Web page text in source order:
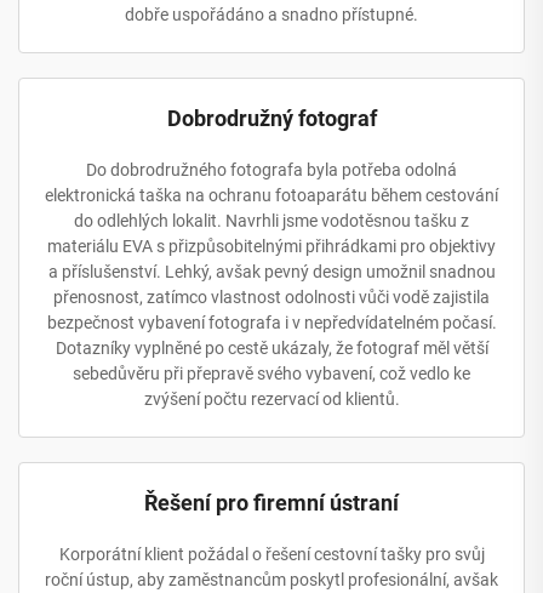
dobře uspořádáno a snadno přístupné.
Dobrodružný fotograf
Do dobrodružného fotografa byla potřeba odolná
elektronická taška na ochranu fotoaparátu během cestování
do odlehlých lokalit. Navrhli jsme vodotěsnou tašku z
materiálu EVA s přizpůsobitelnými přihrádkami pro objektivy
a příslušenství. Lehký, avšak pevný design umožnil snadnou
přenosnost, zatímco vlastnost odolnosti vůči vodě zajistila
bezpečnost vybavení fotografa i v nepředvídatelném počasí.
Dotazníky vyplněné po cestě ukázaly, že fotograf měl větší
sebedůvěru při přepravě svého vybavení, což vedlo ke
zvýšení počtu rezervací od klientů.
Řešení pro firemní ústraní
Korporátní klient požádal o řešení cestovní tašky pro svůj
roční ústup, aby zaměstnancům poskytl profesionální, avšak